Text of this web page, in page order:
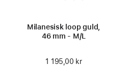
Milanesisk loop guld,
46 mm - M/L
1 195,00 kr